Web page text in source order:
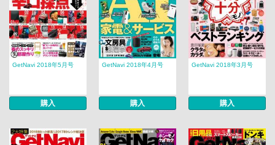
GetNavi 2018年5月号
購入
GetNavi 2018年4月号
購入
GetNavi 2018年3月号
購入